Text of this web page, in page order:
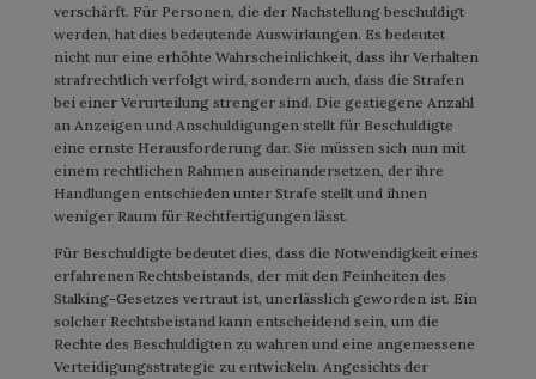
verschärft. Für Personen, die der Nachstellung beschuldigt
werden, hat dies bedeutende Auswirkungen. Es bedeutet
nicht nur eine erhöhte Wahrscheinlichkeit, dass ihr Verhalten
strafrechtlich verfolgt wird, sondern auch, dass die Strafen
bei einer Verurteilung strenger sind. Die gestiegene Anzahl
an Anzeigen und Anschuldigungen stellt für Beschuldigte
eine ernste Herausforderung dar. Sie müssen sich nun mit
einem rechtlichen Rahmen auseinandersetzen, der ihre
Handlungen entschieden unter Strafe stellt und ihnen
weniger Raum für Rechtfertigungen lässt.
Für Beschuldigte bedeutet dies, dass die Notwendigkeit eines
erfahrenen Rechtsbeistands, der mit den Feinheiten des
Stalking-Gesetzes vertraut ist, unerlässlich geworden ist. Ein
solcher Rechtsbeistand kann entscheidend sein, um die
Rechte des Beschuldigten zu wahren und eine angemessene
Verteidigungsstrategie zu entwickeln. Angesichts der